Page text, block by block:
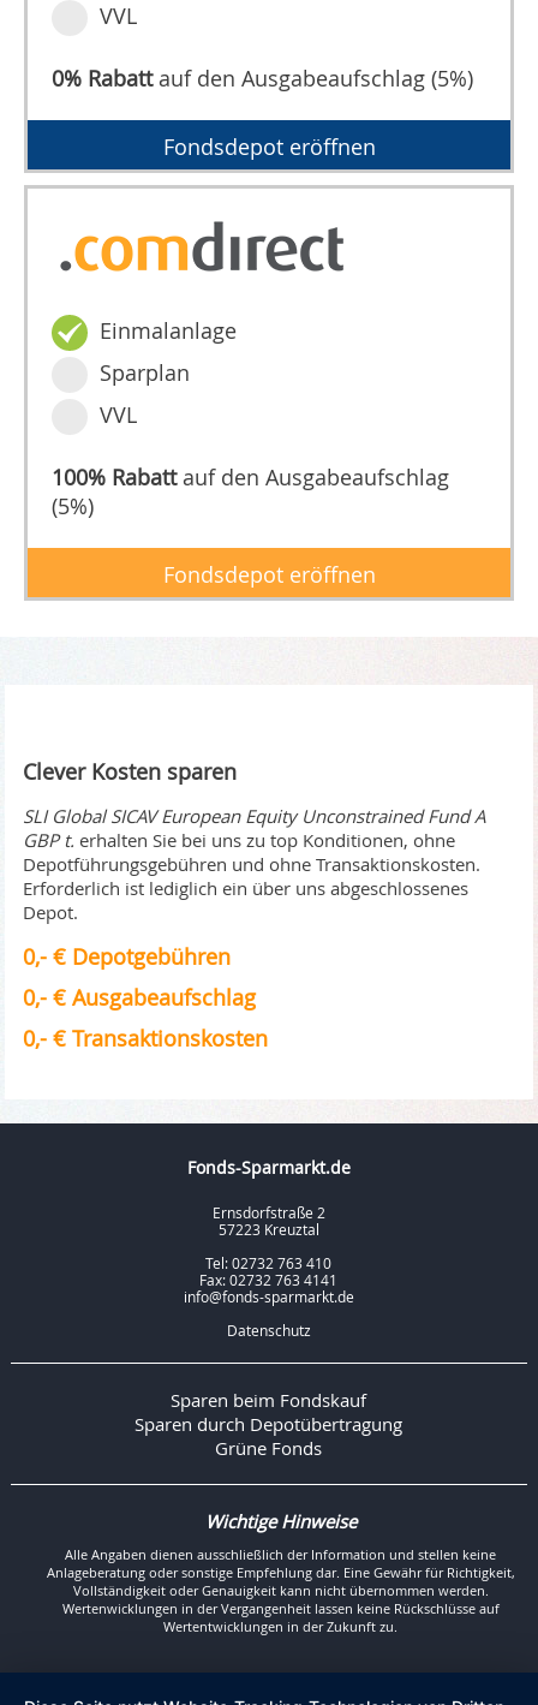
VVL
0% Rabattauf den Ausgabeaufschlag (5%)
Fondsdepot eröffnen
Einmalanlage
Sparplan
VVL
100% Rabattauf den Ausgabeaufschlag
(5%)
Fondsdepot eröffnen
Clever Kosten sparen
SLI Global SICAV European Equity Unconstrained Fund A
GBP t. erhalten Sie bei uns zu top Konditionen, ohne
Depotführungsgebühren und ohne Transaktionskosten.
Erforderlich ist lediglich ein über uns abgeschlossenes
Depot.
0,- € Depotgebühren
0,- € Ausgabeaufschlag
0,- € Transaktionskosten
Fonds-Sparmarkt.de
Ernsdorfstraße 2
57223 Kreuztal
Tel: 02732 763 410
Fax: 02732 763 4141
info@fonds-sparmarkt.de
Datenschutz
Sparen beim Fondskauf
Sparen durch Depotübertragung
Grüne Fonds
Wichtige Hinweise
Alle Angaben dienen ausschließlich der Information und stellen keine
Anlageberatung oder sonstige Empfehlung dar. Eine Gewähr für Richtigkeit,
Vollständigkeit oder Genauigkeit kann nicht übernommen werden.
Wertenwicklungen in der Vergangenheit lassen keine Rückschlüsse auf
Wertentwicklungen in der Zukunft zu.